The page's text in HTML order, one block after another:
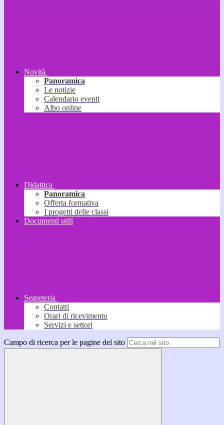
Novità
Panoramica
Le notizie
Calendario eventi
Albo online
Didattica
Panoramica
Offerta formativa
I progetti delle classi
Documenti utili
Segreteria
Contatti
Orari di ricevimento
Servizi e settori
Campo di ricerca per le pagine del sito